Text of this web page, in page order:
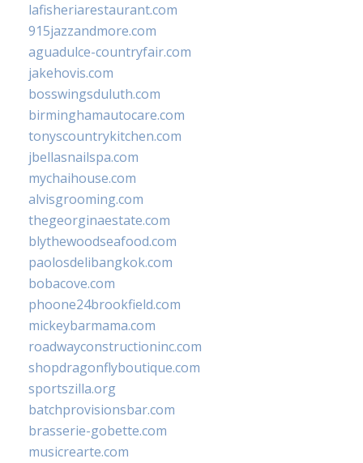
lafisheriarestaurant.com
915jazzandmore.com
aguadulce-countryfair.com
jakehovis.com
bosswingsduluth.com
birminghamautocare.com
tonyscountrykitchen.com
jbellasnailspa.com
mychaihouse.com
alvisgrooming.com
thegeorginaestate.com
blythewoodseafood.com
paolosdelibangkok.com
bobacove.com
phoone24brookfield.com
mickeybarmama.com
roadwayconstructioninc.com
shopdragonflyboutique.com
sportszilla.org
batchprovisionsbar.com
brasserie-gobette.com
musicrearte.com